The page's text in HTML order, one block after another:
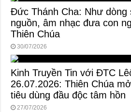
Đức Thánh Cha: Như dòng
nguồn, âm nhạc đưa con
Thiên Chúa
30/07/2026
Kinh Truyền Tin với ĐTC
26.07.2026: Thiên Chúa
tiêu dùng đầu độc tâm hồn
27/07/2026